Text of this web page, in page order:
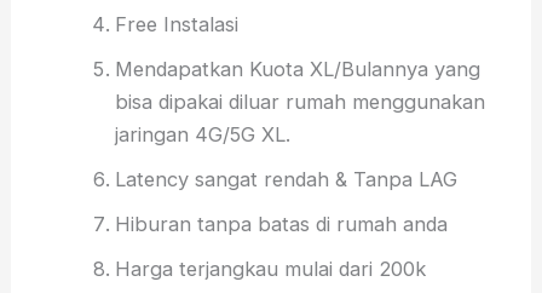
Free Instalasi
Mendapatkan Kuota XL/Bulannya yang
bisa dipakai diluar rumah menggunakan
jaringan 4G/5G XL.
Latency sangat rendah & Tanpa LAG
Hiburan tanpa batas di rumah anda
Harga terjangkau mulai dari 200k